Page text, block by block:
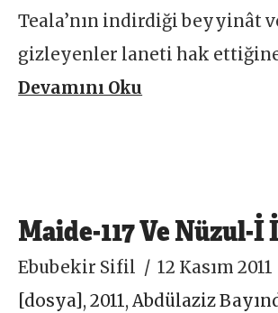
Teala’nın indirdiği beyyinât
gizleyenler laneti hak
Devamını Oku
Maide-117 Ve Nüzul-İ
Ebubekir Sifil
12 Kasım 2011
[dosya] ,2011,Abdülaziz